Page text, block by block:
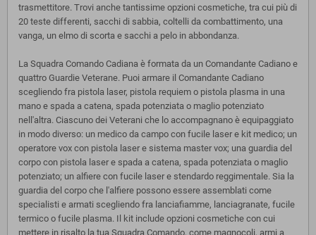
trasmettitore. Trovi anche tantissime opzioni cosmetiche, tra cui più di
20 teste differenti, sacchi di sabbia, coltelli da combattimento, una
vanga, un elmo di scorta e sacchi a pelo in abbondanza.
La Squadra Comando Cadiana è formata da un Comandante Cadiano e
quattro Guardie Veterane. Puoi armare il Comandante Cadiano
scegliendo fra pistola laser, pistola requiem o pistola plasma in una
mano e spada a catena, spada potenziata o maglio potenziato
nell'altra. Ciascuno dei Veterani che lo accompagnano è equipaggiato
in modo diverso: un medico da campo con fucile laser e kit medico; un
operatore vox con pistola laser e sistema master vox; una guardia del
corpo con pistola laser e spada a catena, spada potenziata o maglio
potenziato; un alfiere con fucile laser e stendardo reggimentale. Sia la
guardia del corpo che l'alfiere possono essere assemblati come
specialisti e armati scegliendo fra lanciafiamme, lanciagranate, fucile
termico o fucile plasma. Il kit include opzioni cosmetiche con cui
mettere in risalto la tua Squadra Comando, come magnocoli, armi a